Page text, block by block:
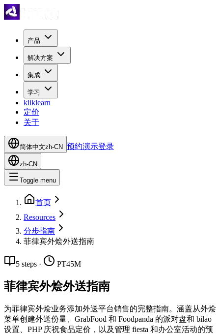
产品
解决方案
集成
学习
kliklearn
定价
关于
简体中文zh-CN 预约演示登录
zh-CN
Toggle menu
首页
Resources
分步指南
菲律宾外烩外送指南
5 steps · PT45M
菲律宾外烩外送指南
为菲律宾外烩业务添加外送平台销售的完整指南。涵盖从外烩
菜单创建外送份量、GrabFood 和 Foodpanda 的派对盘和 bilao
设置、PHP 庆祝食品定价，以及管理 fiesta 和办公室活动的预